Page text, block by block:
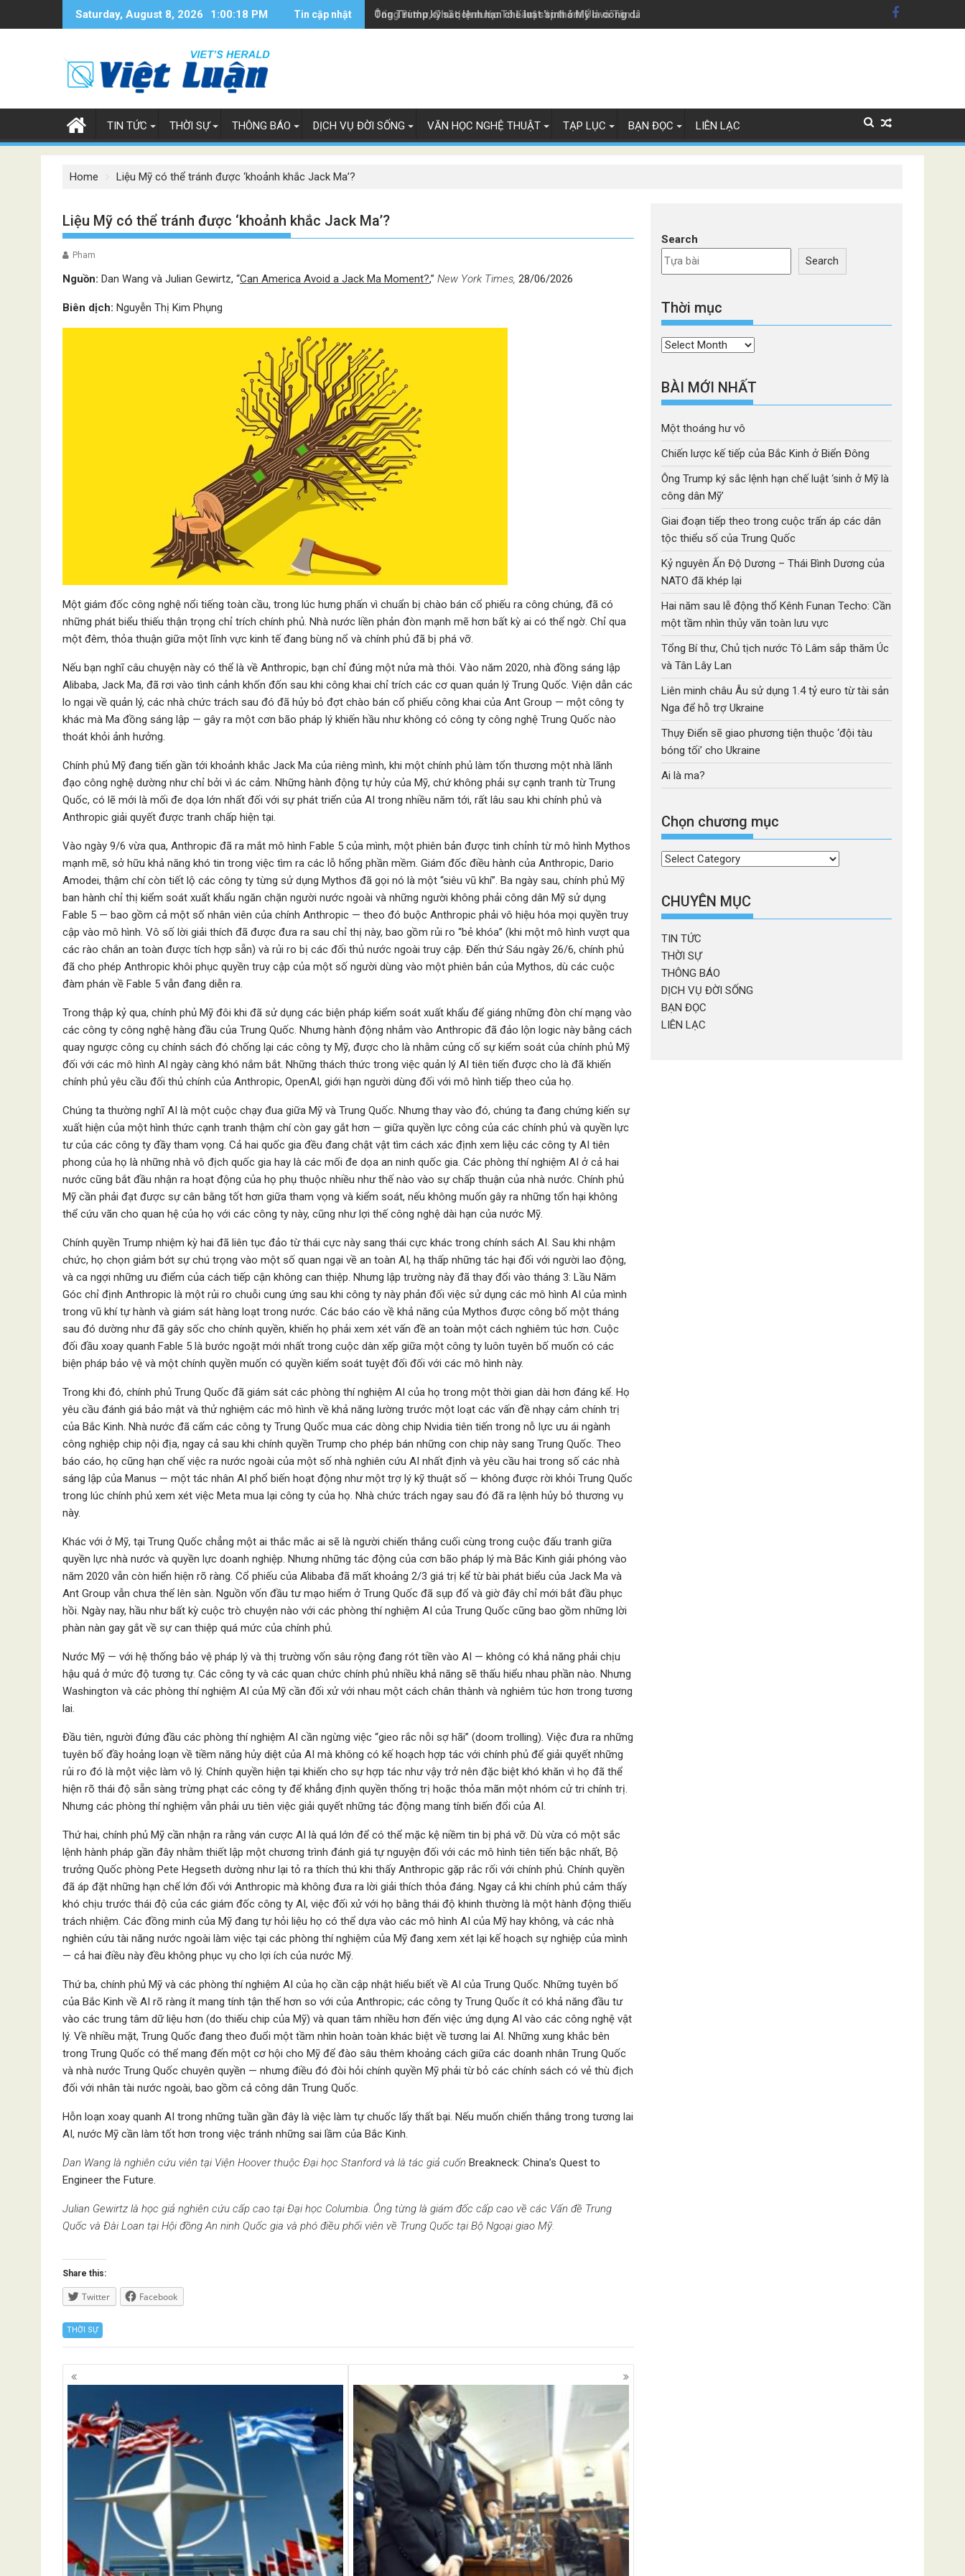
Saturday, August 8, 2026 1:00:19 PM Tin cập nhật Ông Trump ký sắc lệnh hạn chế luật 'sinh ở Mỹ là công dân Mỹ'
Tổng Bí thư, Chủ tịch nước Tô Lâm sắp thăm Úc và Tân Lây Lan
TIN TỨC THỜI SỰ THÔNG BÁO DỊCH VỤ ĐỜI SỐNG VĂN HỌC NGHỆ THUẬT TẠP LỤC BẠN ĐỌC LIÊN LẠC
Home Liệu Mỹ có thể tránh được ‘khoảnh khắc Jack Ma’?
Liệu Mỹ có thể tránh được ‘khoảnh khắc Jack Ma’?
Pham
Nguồn: Dan Wang và Julian Gewirtz, “Can America Avoid a Jack Ma Moment?,” New York Times, 28/06/2026
Biên dịch: Nguyễn Thị Kim Phụng
Một giám đốc công nghệ nổi tiếng toàn cầu, trong lúc hưng phấn vì chuẩn bị chào bán cổ phiếu ra công chúng, đã có
những phát biểu thiếu thận trọng chỉ trích chính phủ. Nhà nước liền phản đòn mạnh mẽ hơn bất kỳ ai có thể ngờ. Chỉ qua
một đêm, thỏa thuận giữa một lĩnh vực kinh tế đang bùng nổ và chính phủ đã bị phá vỡ.
Nếu bạn nghĩ câu chuyện này có thể là về Anthropic, bạn chỉ đúng một nửa mà thôi. Vào năm 2020, nhà đồng sáng lập
Alibaba, Jack Ma, đã rơi vào tình cảnh khốn đốn sau khi công khai chỉ trích các cơ quan quản lý Trung Quốc. Viện dẫn các
lo ngại về quản lý, các nhà chức trách sau đó đã hủy bỏ đợt chào bán cổ phiếu công khai của Ant Group — một công ty
khác mà Ma đồng sáng lập — gây ra một cơn bão pháp lý khiến hầu như không có công ty công nghệ Trung Quốc nào
thoát khỏi ảnh hưởng.
Chính phủ Mỹ đang tiến gần tới khoảnh khắc Jack Ma của riêng mình, khi một chính phủ làm tổn thương một nhà lãnh
đạo công nghệ dường như chỉ bởi vì ác cảm. Những hành động tự hủy của Mỹ, chứ không phải sự cạnh tranh từ Trung
Quốc, có lẽ mới là mối đe dọa lớn nhất đối với sự phát triển của AI trong nhiều năm tới, rất lâu sau khi chính phủ và
Anthropic giải quyết được tranh chấp hiện tại.
Vào ngày 9/6 vừa qua, Anthropic đã ra mắt mô hình Fable 5 của mình, một phiên bản được tinh chỉnh từ mô hình Mythos
mạnh mẽ, sở hữu khả năng khó tin trong việc tìm ra các lỗ hổng phần mềm. Giám đốc điều hành của Anthropic, Dario
Amodei, thậm chí còn tiết lộ các công ty từng sử dụng Mythos đã gọi nó là một “siêu vũ khí”. Ba ngày sau, chính phủ Mỹ
ban hành chỉ thị kiểm soát xuất khẩu ngăn chặn người nước ngoài và những người không phải công dân Mỹ sử dụng
Fable 5 — bao gồm cả một số nhân viên của chính Anthropic — theo đó buộc Anthropic phải vô hiệu hóa mọi quyền truy
cập vào mô hình. Vô số lời giải thích đã được đưa ra sau chỉ thị này, bao gồm rủi ro “bẻ khóa” (khi một mô hình vượt qua
các rào chắn an toàn được tích hợp sẵn) và rủi ro bị các đối thủ nước ngoài truy cập. Đến thứ Sáu ngày 26/6, chính phủ
đã cho phép Anthropic khôi phục quyền truy cập của một số người dùng vào một phiên bản của Mythos, dù các cuộc
đàm phán về Fable 5 vẫn đang diễn ra.
Trong thập kỷ qua, chính phủ Mỹ đôi khi đã sử dụng các biện pháp kiểm soát xuất khẩu để giáng những đòn chí mạng vào
các công ty công nghệ hàng đầu của Trung Quốc. Nhưng hành động nhắm vào Anthropic đã đảo lộn logic này bằng cách
quay ngược công cụ chính sách đó chống lại các công ty Mỹ, được cho là nhằm củng cố sự kiểm soát của chính phủ Mỹ
đối với các mô hình AI ngày càng khó nắm bắt. Những thách thức trong việc quản lý AI tiên tiến được cho là đã khiến
chính phủ yêu cầu đối thủ chính của Anthropic, OpenAI, giới hạn người dùng đối với mô hình tiếp theo của họ.
Chúng ta thường nghĩ AI là một cuộc chạy đua giữa Mỹ và Trung Quốc. Nhưng thay vào đó, chúng ta đang chứng kiến sự
xuất hiện của một hình thức cạnh tranh thậm chí còn gay gắt hơn — giữa quyền lực công của các chính phủ và quyền lực
tư của các công ty đầy tham vọng. Cả hai quốc gia đều đang chật vật tìm cách xác định xem liệu các công ty AI tiên
phong của họ là những nhà vô địch quốc gia hay là các mối đe dọa an ninh quốc gia. Các phòng thí nghiệm AI ở cả hai
nước cũng bắt đầu nhận ra hoạt động của họ phụ thuộc nhiều như thế nào vào sự chấp thuận của nhà nước. Chính phủ
Mỹ cần phải đạt được sự cân bằng tốt hơn giữa tham vọng và kiểm soát, nếu không muốn gây ra những tổn hại không
thể cứu vãn cho quan hệ của họ với các công ty này, cũng như lợi thế công nghệ dài hạn của nước Mỹ.
Chính quyền Trump nhiệm kỳ hai đã liên tục đảo từ thái cực này sang thái cực khác trong chính sách AI. Sau khi nhậm
chức, họ chọn giảm bớt sự chú trọng vào một số quan ngại về an toàn AI, hạ thấp những tác hại đối với người lao động,
và ca ngợi những ưu điểm của cách tiếp cận không can thiệp. Nhưng lập trường này đã thay đổi vào tháng 3: Lầu Năm
Góc chỉ định Anthropic là một rủi ro chuỗi cung ứng sau khi công ty này phản đối việc sử dụng các mô hình AI của mình
trong vũ khí tự hành và giám sát hàng loạt trong nước. Các báo cáo về khả năng của Mythos được công bố một tháng
sau đó dường như đã gây sốc cho chính quyền, khiến họ phải xem xét vấn đề an toàn một cách nghiêm túc hơn. Cuộc
đối đầu xoay quanh Fable 5 là bước ngoặt mới nhất trong cuộc dàn xếp giữa một công ty luôn tuyên bố muốn có các
biện pháp bảo vệ và một chính quyền muốn có quyền kiểm soát tuyệt đối đối với các mô hình này.
Trong khi đó, chính phủ Trung Quốc đã giám sát các phòng thí nghiệm AI của họ trong một thời gian dài hơn đáng kể. Họ
yêu cầu đánh giá bảo mật và thử nghiệm các mô hình về khả năng lường trước một loạt các vấn đề nhạy cảm chính trị
của Bắc Kinh. Nhà nước đã cấm các công ty Trung Quốc mua các dòng chip Nvidia tiên tiến trong nỗ lực ưu ái ngành
công nghiệp chip nội địa, ngay cả sau khi chính quyền Trump cho phép bán những con chip này sang Trung Quốc. Theo
báo cáo, họ cũng hạn chế việc ra nước ngoài của một số nhà nghiên cứu AI nhất định và yêu cầu hai trong số các nhà
sáng lập của Manus — một tác nhân AI phổ biến hoạt động như một trợ lý kỹ thuật số — không được rời khỏi Trung Quốc
trong lúc chính phủ xem xét việc Meta mua lại công ty của họ. Nhà chức trách ngay sau đó đã ra lệnh hủy bỏ thương vụ
này.
Khác với ở Mỹ, tại Trung Quốc chẳng một ai thắc mắc ai sẽ là người chiến thắng cuối cùng trong cuộc đấu tranh giữa
quyền lực nhà nước và quyền lực doanh nghiệp. Nhưng những tác động của cơn bão pháp lý mà Bắc Kinh giải phóng vào
năm 2020 vẫn còn hiển hiện rõ ràng. Cổ phiếu của Alibaba đã mất khoảng 2/3 giá trị kể từ bài phát biểu của Jack Ma và
Ant Group vẫn chưa thể lên sàn. Nguồn vốn đầu tư mạo hiểm ở Trung Quốc đã sụp đổ và giờ đây chỉ mới bắt đầu phục
hồi. Ngày nay, hầu như bất kỳ cuộc trò chuyện nào với các phòng thí nghiệm AI của Trung Quốc cũng bao gồm những lời
phàn nàn gay gắt về sự can thiệp quá mức của chính phủ.
Nước Mỹ — với hệ thống bảo vệ pháp lý và thị trường vốn sâu rộng đang rót tiền vào AI — không có khả năng phải chịu
hậu quả ở mức độ tương tự. Các công ty và các quan chức chính phủ nhiều khả năng sẽ thấu hiểu nhau phần nào. Nhưng
Washington và các phòng thí nghiệm AI của Mỹ cần đối xử với nhau một cách chân thành và nghiêm túc hơn trong tương
lai.
Đầu tiên, người đứng đầu các phòng thí nghiệm AI cần ngừng việc “gieo rắc nỗi sợ hãi” (doom trolling). Việc đưa ra những
tuyên bố đầy hoảng loạn về tiềm năng hủy diệt của AI mà không có kế hoạch hợp tác với chính phủ để giải quyết những
rủi ro đó là một việc làm vô lý. Chính quyền hiện tại khiến cho sự hợp tác như vậy trở nên đặc biệt khó khăn vì họ đã thể
hiện rõ thái độ sẵn sàng trừng phạt các công ty để khẳng định quyền thống trị hoặc thỏa mãn một nhóm cử tri chính trị.
Nhưng các phòng thí nghiệm vẫn phải ưu tiên việc giải quyết những tác động mang tính biến đổi của AI.
Thứ hai, chính phủ Mỹ cần nhận ra rằng ván cược AI là quá lớn để có thể mặc kệ niềm tin bị phá vỡ. Dù vừa có một sắc
lệnh hành pháp gần đây nhằm thiết lập một chương trình đánh giá tự nguyện đối với các mô hình tiên tiến bậc nhất, Bộ
trưởng Quốc phòng Pete Hegseth dường như lại tỏ ra thích thú khi thấy Anthropic gặp rắc rối với chính phủ. Chính quyền
đã áp đặt những hạn chế lớn đối với Anthropic mà không đưa ra lời giải thích thỏa đáng. Ngay cả khi chính phủ cảm thấy
khó chịu trước thái độ của các giám đốc công ty AI, việc đối xử với họ bằng thái độ khinh thường là một hành động thiếu
trách nhiệm. Các đồng minh của Mỹ đang tự hỏi liệu họ có thể dựa vào các mô hình AI của Mỹ hay không, và các nhà
nghiên cứu tài năng nước ngoài làm việc tại các phòng thí nghiệm của Mỹ đang xem xét lại kế hoạch sự nghiệp của mình
— cả hai điều này đều không phục vụ cho lợi ích của nước Mỹ.
Thứ ba, chính phủ Mỹ và các phòng thí nghiệm AI của họ cần cập nhật hiểu biết về AI của Trung Quốc. Những tuyên bố
của Bắc Kinh về AI rõ ràng ít mang tính tận thế hơn so với của Anthropic; các công ty Trung Quốc ít có khả năng đầu tư
vào các trung tâm dữ liệu hơn (do thiếu chip của Mỹ) và quan tâm nhiều hơn đến việc ứng dụng AI vào các công nghệ vật
lý. Về nhiều mặt, Trung Quốc đang theo đuổi một tầm nhìn hoàn toàn khác biệt về tương lai AI. Những xung khắc bên
trong Trung Quốc có thể mang đến một cơ hội cho Mỹ để đào sâu thêm khoảng cách giữa các doanh nhân Trung Quốc
và nhà nước Trung Quốc chuyên quyền — nhưng điều đó đòi hỏi chính quyền Mỹ phải từ bỏ các chính sách có vẻ thù địch
đối với nhân tài nước ngoài, bao gồm cả công dân Trung Quốc.
Hỗn loạn xoay quanh AI trong những tuần gần đây là việc làm tự chuốc lấy thất bại. Nếu muốn chiến thắng trong tương lai
AI, nước Mỹ cần làm tốt hơn trong việc tránh những sai lầm của Bắc Kinh.
Dan Wang là nghiên cứu viên tại Viện Hoover thuộc Đại học Stanford và là tác giả cuốn Breakneck: China’s Quest to
Engineer the Future.
Julian Gewirtz là học giả nghiên cứu cấp cao tại Đại học Columbia. Ông từng là giám đốc cấp cao về các Vấn đề Trung
Quốc và Đài Loan tại Hội đồng An ninh Quốc gia và phó điều phối viên về Trung Quốc tại Bộ Ngoại giao Mỹ.
Share this:
Twitter Facebook
THỜI SỰ
Posts
navigation
Search
Search
Thời mục
Thời
BÀI MỚI NHẤT
Một thoáng hư vô
Chiến lược kế tiếp của Bắc Kinh ở Biển Đông
Ông Trump ký sắc lệnh hạn chế luật ‘sinh ở Mỹ là
công dân Mỹ’
Giai đoạn tiếp theo trong cuộc trấn áp các dân
tộc thiểu số của Trung Quốc
Kỷ nguyên Ấn Độ Dương – Thái Bình Dương của
NATO đã khép lại
Hai năm sau lễ động thổ Kênh Funan Techo: Cần
một tầm nhìn thủy văn toàn lưu vực
Tổng Bí thư, Chủ tịch nước Tô Lâm sắp thăm Úc
và Tân Lây Lan
Liên minh châu Âu sử dụng 1.4 tỷ euro từ tài sản
Nga để hỗ trợ Ukraine
Thụy Điển sẽ giao phương tiện thuộc ‘đội tàu
bóng tối’ cho Ukraine
Ai là ma?
Chọn chương mục
Chọn
mục
CHUYÊN MỤC
TIN TỨC
THỜI SỰ
THÔNG BÁO
DỊCH VỤ ĐỜI SỐNG
BẠN ĐỌC
LIÊN LẠC